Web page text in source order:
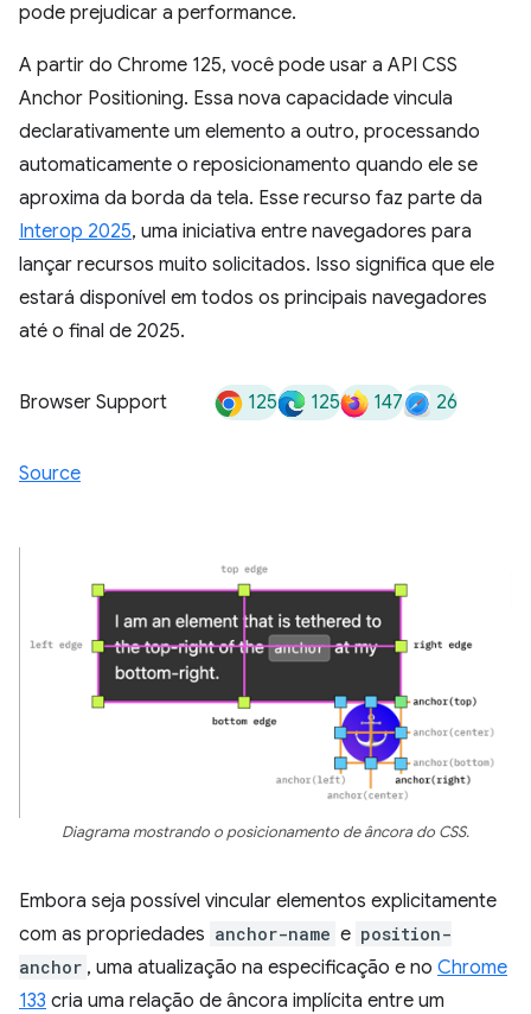
pode prejudicar a performance.
A partir do Chrome 125, você pode usar a API CSS
Anchor Positioning. Essa nova capacidade vincula
declarativamente um elemento a outro, processando
automaticamente o reposicionamento quando ele se
aproxima da borda da tela. Esse recurso faz parte da
Interop 2025, uma iniciativa entre navegadores para
lançar recursos muito solicitados. Isso significa que ele
estará disponível em todos os principais navegadores
até o final de 2025.
Browser Support 125 125 147 26
Source
Diagrama mostrando o posicionamento de âncora do CSS.
Embora seja possível vincular elementos explicitamente
com as propriedades anchor-name e position-
anchor , uma atualização na especificação e no Chrome
133 cria uma relação de âncora implícita entre um